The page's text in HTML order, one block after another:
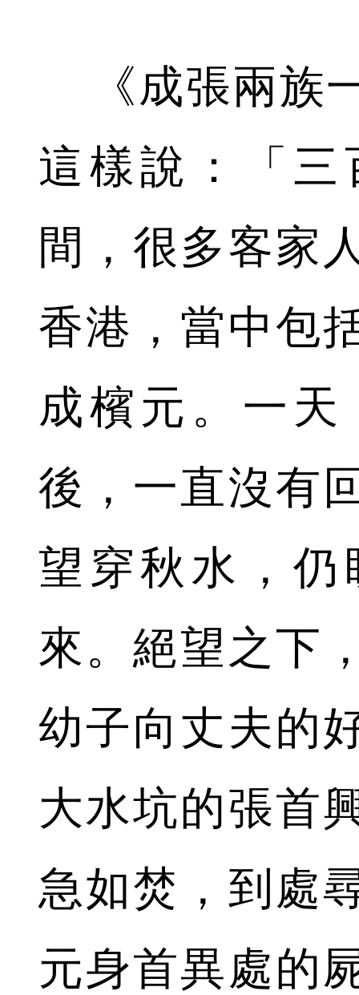
《成張兩族
這樣說：「
間，很多客家
香港，當中包
成檳元。一
後，一直沒有
望穿秋水，
來。絕望之下
幼子向丈夫的
大水坑的張首
急如焚，到處
元身首異處的